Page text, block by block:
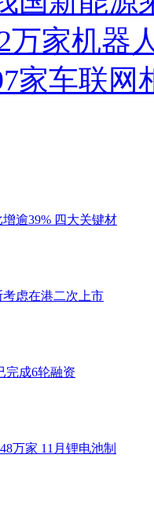
万家机器
家车联
逾39% 四大关键材
虑在港二次上市
完成6轮融资
万家 11月锂电池制